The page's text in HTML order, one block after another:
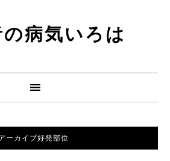
病気いろは
ーカイブ好発部位